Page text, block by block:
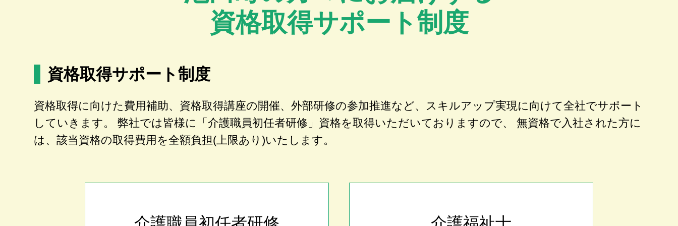
資格取得サポート制度
資格取得サポート制度
資格取得に向けた費用補助、資格取得講座の開催、外部研修の参加推進など、スキルアップ実現に向けて全社でサポート
していきます。 弊社では皆様に「介護職員初任者研修」資格を取得いただいておりますので、 無資格で入社された方に
は、該当資格の取得費用を全額負担(上限あり)いたします。